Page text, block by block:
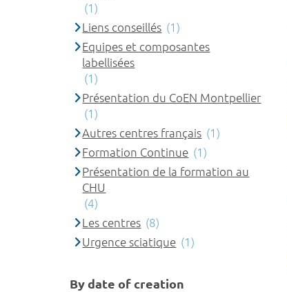
(1)
Liens conseillés (1)
Equipes et composantes
labellisées
(1)
Présentation du CoEN Montpellier
(1)
Autres centres français (1)
Formation Continue (1)
Présentation de la formation au
CHU
(4)
Les centres (8)
Urgence sciatique (1)
By date of creation